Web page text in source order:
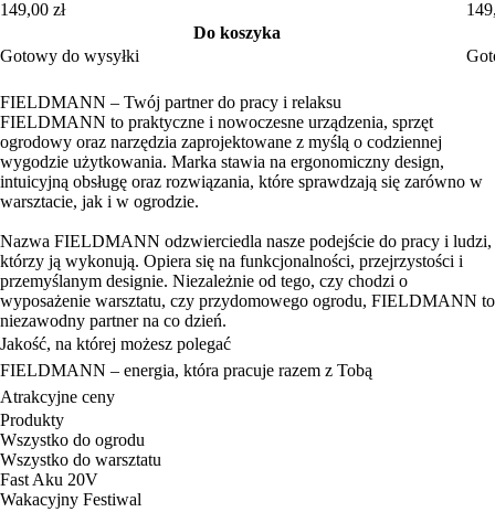
149,00 zł
Do koszyka
Gotowy do wysyłki
FIELDMANN – Twój partner do pracy i relaksu
FIELDMANN to praktyczne i nowoczesne urządzenia, sprzęt
ogrodowy oraz narzędzia zaprojektowane z myślą o codziennej
wygodzie użytkowania. Marka stawia na ergonomiczny design,
intuicyjną obsługę oraz rozwiązania, które sprawdzają się zarówno w
warsztacie, jak i w ogrodzie.
Nazwa FIELDMANN odzwierciedla nasze podejście do pracy i ludzi,
którzy ją wykonują. Opiera się na funkcjonalności, przejrzystości i
przemyślanym designie. Niezależnie od tego, czy chodzi o
wyposażenie warsztatu, czy przydomowego ogrodu, FIELDMANN to
niezawodny partner na co dzień.
Jakość, na której możesz polegać
FIELDMANN – energia, która pracuje razem z Tobą
Atrakcyjne ceny
Produkty
Wszystko do ogrodu
Wszystko do warsztatu
Fast Aku 20V
Wakacyjny Festiwal